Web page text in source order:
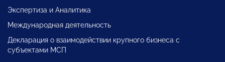
Экспертиза и Аналитика
Международная деятельность
Декларация о взаимодействии крупного бизнеса с
субъектами МСП